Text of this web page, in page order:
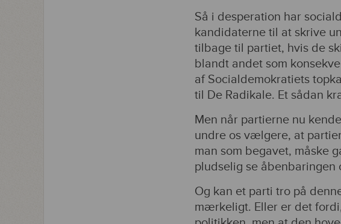
Så i desperation har
kandidaterne til at skrive
tilbage til partiet, hvis de
blandt andet som
af Socialdemokratiets
til De Radikale. Et sådan
Men når partierne nu
undre os vælgere, at
man som begavet, måske
pludselig se åbenbaringen
Og kan et parti tro på
mærkeligt. Eller er det